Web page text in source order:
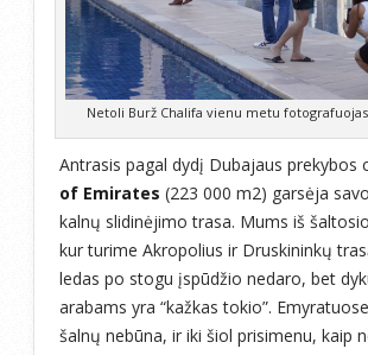
Netoli Burž Chalifa vienu metu
Antrasis pagal dydį Dubajaus prekybos
of Emirates (223 000 m2) garsėja
kalnų slidinėjimo trasa. Mums iš
kur turime Akropolius ir Druskininkų
ledas po stogu įspūdžio nedaro, bet
arabams yra “kažkas tokio”.
šalnų nebūna, ir iki šiol prisimenu, kaip